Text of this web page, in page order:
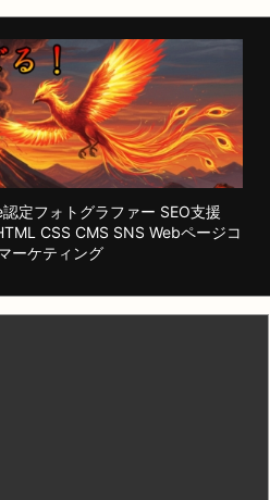
定フォトグラファー SEO支援
CSS CMS SNS Webページコ
ーケティング